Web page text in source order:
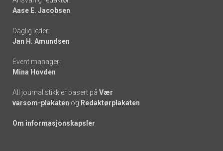
-
links
Aase E. Jacobsen
Daglig leder:
Jan H. Amundsen
Event manager:
Mina Hovden
All journalistikk er basert på Vær
varsom-plakaten og Redaktørplakaten
Om informasjonskapsler